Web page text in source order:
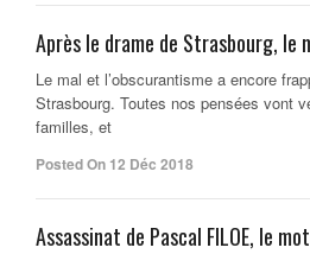
Après le drame de Strasbourg, le
Le mal et l’obscurantisme a encore
Strasbourg. Toutes nos pensées vont
familles, et
Posted On 12 Déc 2018
Assassinat de Pascal FILOE, le